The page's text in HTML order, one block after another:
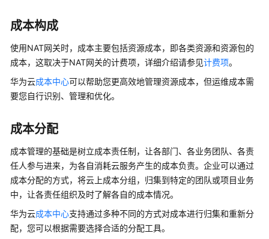
计
费
说
明
计
概
述
计
费
模
计
成本构成
使用NAT网关时，成本主要包括资源成本，即各类资源和资源包的
成本，这取决于NAT网关的计费项，详细介绍请参见计费项。
华为云成本中心可以帮助您更高效地管理资源成本，但运维成本需
要您自行识别、管理和优化。
成本分配
成本管理的基础是树立成本责任制，让各部门、各业务团队、各责
任人参与进来，为各自消耗云服务产生的成本负责。企业可以通过
成本分配的方式，将云上成本分组，归集到特定的团队或项目业务
中，让各责任组织及时了解各自的成本情况。
华为云成本中心支持通过多种不同的方式对成本进行归集和重新分
配，您可以根据需要选择合适的分配工具。